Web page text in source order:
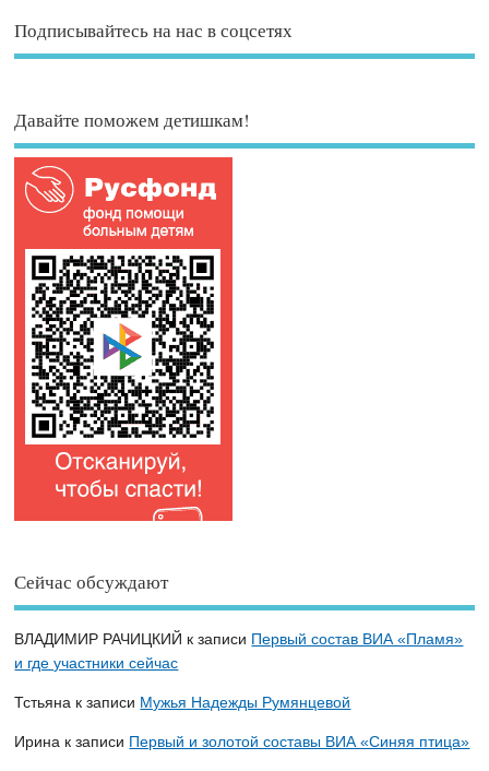
Подписывайтесь на нас в соцсетях
Давайте поможем детишкам!
Сейчас обсуждают
ВЛАДИМИР РАЧИЦКИЙ к записи Первый состав ВИА «Пламя»
и где участники сейчас
Тстьяна к записи Мужья Надежды Румянцевой
Ирина к записи Первый и золотой составы ВИА «Синяя птица»